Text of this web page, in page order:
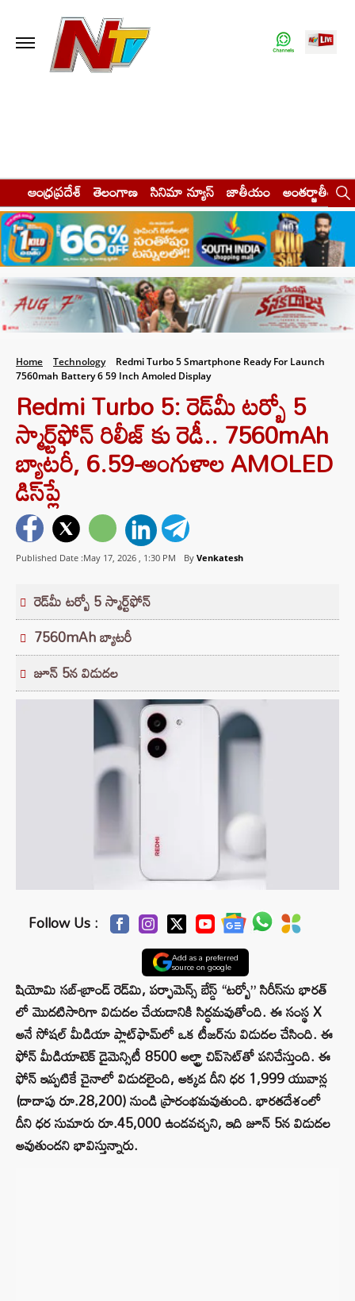
ఆంధ్రప్రదేశ్ తెలంగాణ సినిమా న్యూస్ జాతీయం అంతర్జాతీయం
Home Technology
Redmi Turbo 5 Smartphone Ready For Launch
7560mah Battery 6 59 Inch Amoled Display
Redmi Turbo 5: రెడ్‌మీ టర్బో 5
స్మార్ట్‌ఫోన్ రిలీజ్ కు రెడీ.. 7560mAh
బ్యాటరీ, 6.59-అంగుళాల AMOLED
డిస్‌ప్లే
Published Date :May 17, 2026 , 1:30 PM By Venkatesh
రెడ్‌మీ టర్బో 5 స్మార్ట్‌ఫోన్
7560mAh బ్యాటరీ
జూన్ 5న విడుదల
Follow Us :
Add as a preferred
source on google
షియోమి సబ్-బ్రాండ్ రెడ్‌మి, పర్ఫామెన్స్ బేస్డ్ “టర్బో” సిరీస్‌ను భారత్
లో మొదటిసారిగా విడుదల చేయడానికి సిద్ధమవుతోంది. ఈ సంస్థ X
అనే సోషల్ మీడియా ప్లాట్‌ఫామ్‌లో ఒక టీజర్‌ను విడుదల చేసింది. ఈ
ఫోన్ మీడియాటెక్ డైమెన్సిటీ 8500 అల్ట్రా చిప్‌సెట్‌తో పనిచేస్తుంది. ఈ
ఫోన్ ఇప్పటికే చైనాలో విడుదలైంది, అక్కడ దీని ధర 1,999 యువాన్ల
(దాదాపు రూ.28,200) నుండి ప్రారంభమవుతుంది. భారతదేశంలో
దీని ధర సుమారు రూ.45,000 ఉండవచ్చని, ఇది జూన్ 5న విడుదల
అవుతుందని భావిస్తున్నారు.